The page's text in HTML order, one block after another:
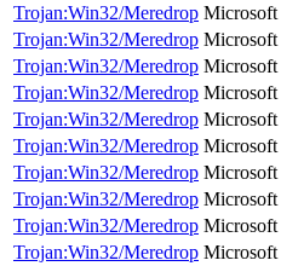
Trojan:Win32/Meredrop Microsoft
Trojan:Win32/Meredrop Microsoft
Trojan:Win32/Meredrop Microsoft
Trojan:Win32/Meredrop Microsoft
Trojan:Win32/Meredrop Microsoft
Trojan:Win32/Meredrop Microsoft
Trojan:Win32/Meredrop Microsoft
Trojan:Win32/Meredrop Microsoft
Trojan:Win32/Meredrop Microsoft
Trojan:Win32/Meredrop Microsoft